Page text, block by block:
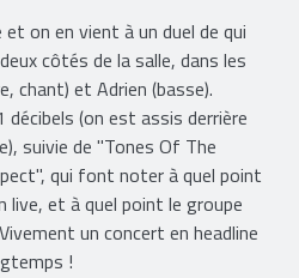
on en vient à un duel de qui
côtés de la salle, dans les
chant) et Adrien (basse).
décibels (on est assis derrière
suivie de "Tones Of The
qui font noter à quel point
et à quel point le groupe
un concert en headline
!